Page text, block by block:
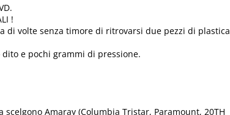
!
di volte senza timore di ritrovarsi due pezzi di plastica
e pochi grammi di pressione.
Amaray (Columbia Tristar, Paramount, 20TH